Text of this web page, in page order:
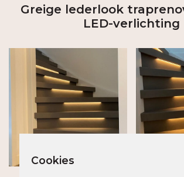
Greige lederlook
LED-verlichting
Cookies